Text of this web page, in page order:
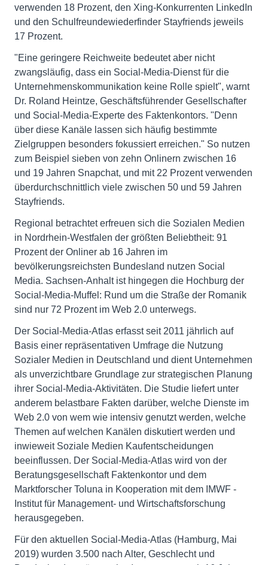
verwenden 18 Prozent, den Xing-Konkurrenten LinkedIn
und den Schulfreundewiederfinder Stayfriends jeweils
17 Prozent.
"Eine geringere Reichweite bedeutet aber nicht
zwangsläufig, dass ein Social-Media-Dienst für die
Unternehmenskommunikation keine Rolle spielt", warnt
Dr. Roland Heintze, Geschäftsführender Gesellschafter
und Social-Media-Experte des Faktenkontors. "Denn
über diese Kanäle lassen sich häufig bestimmte
Zielgruppen besonders fokussiert erreichen." So nutzen
zum Beispiel sieben von zehn Onlinern zwischen 16
und 19 Jahren Snapchat, und mit 22 Prozent verwenden
überdurchschnittlich viele zwischen 50 und 59 Jahren
Stayfriends.
Regional betrachtet erfreuen sich die Sozialen Medien
in Nordrhein-Westfalen der größten Beliebtheit: 91
Prozent der Onliner ab 16 Jahren im
bevölkerungsreichsten Bundesland nutzen Social
Media. Sachsen-Anhalt ist hingegen die Hochburg der
Social-Media-Muffel: Rund um die Straße der Romanik
sind nur 72 Prozent im Web 2.0 unterwegs.
Der Social-Media-Atlas erfasst seit 2011 jährlich auf
Basis einer repräsentativen Umfrage die Nutzung
Sozialer Medien in Deutschland und dient Unternehmen
als unverzichtbare Grundlage zur strategischen Planung
ihrer Social-Media-Aktivitäten. Die Studie liefert unter
anderem belastbare Fakten darüber, welche Dienste im
Web 2.0 von wem wie intensiv genutzt werden, welche
Themen auf welchen Kanälen diskutiert werden und
inwieweit Soziale Medien Kaufentscheidungen
beeinflussen. Der Social-Media-Atlas wird von der
Beratungsgesellschaft Faktenkontor und dem
Marktforscher Toluna in Kooperation mit dem IMWF -
Institut für Management- und Wirtschaftsforschung
herausgegeben.
Für den aktuellen Social-Media-Atlas (Hamburg, Mai
2019) wurden 3.500 nach Alter, Geschlecht und